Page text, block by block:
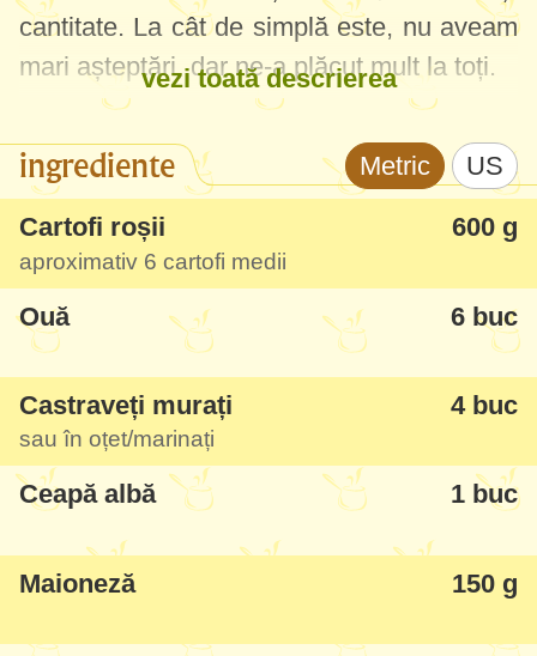
cantitate. La cât de simplă este, nu aveam
mari așteptări, dar ne-a plăcut mult la toți.
ieftină, rapidă și neașteptat de bună. În
varianta mai light puteți dilua maioneza cu
puțin iaurt mai cremos.
vezi toată descrierea
ingrediente Metric US
Cartofi roșii 600 g
aproximativ 6 cartofi medii
Ouă 6 buc
Castraveți murați 4 buc
sau în oțet/marinați
Ceapă albă 1 buc
Maioneză 150 g